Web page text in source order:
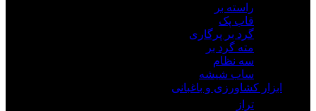
راسته بر
قاب پک
گرد بر پرگاری
مته گرد بر
سه نظام
ساب شیشه
ابزار کشاورزی و باغبانی
تراز